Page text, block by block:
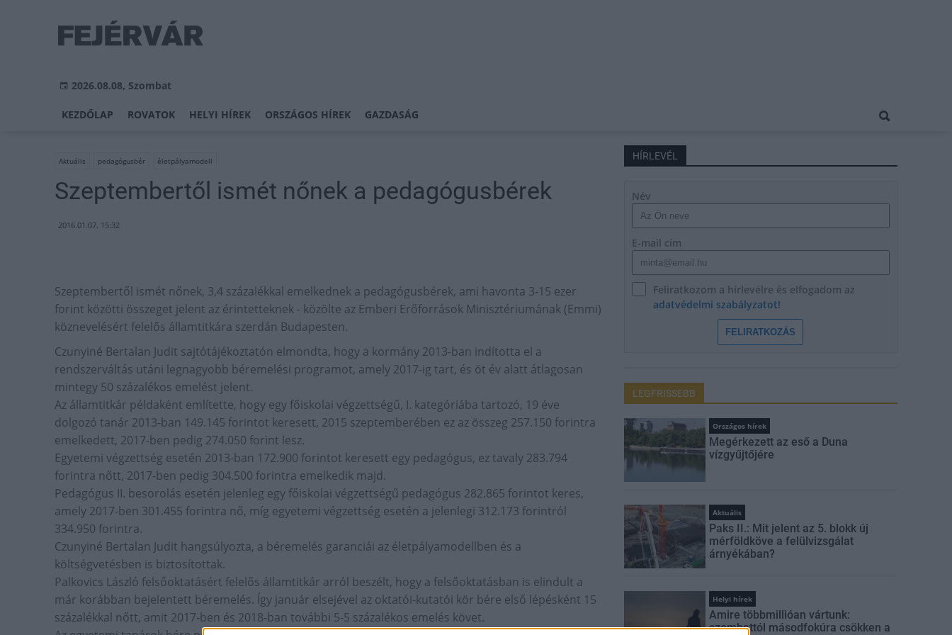
2026.08.08, Szombat
KEZDŐLAP ROVATOK HELYI HÍREK ORSZÁGOS HÍREK GAZDASÁG
Aktuális pedagógusbér életpályamodell
Szeptembertől ismét nőnek a pedagógusbérek
2016.01.07. 15:32
Szeptembertől ismét nőnek, 3,4 százalékkal emelkednek a pedagógusbérek, ami havonta 3-15 ezer
forint közötti összeget jelent az érintetteknek - közölte az Emberi Erőforrások Minisztériumának (Emmi)
köznevelésért felelős államtitkára szerdán Budapesten.
Czunyiné Bertalan Judit sajtótájékoztatón elmondta, hogy a kormány 2013-ban indította el a
rendszerváltás utáni legnagyobb béremelési programot, amely 2017-ig tart, és öt év alatt átlagosan
mintegy 50 százalékos emelést jelent.
Az államtitkár példaként említette, hogy egy főiskolai végzettségű, I. kategóriába tartozó, 19 éve
dolgozó tanár 2013-ban 149.145 forintot keresett, 2015 szeptemberében ez az összeg 257.150 forintra
emelkedett, 2017-ben pedig 274.050 forint lesz.
Egyetemi végzettség esetén 2013-ban 172.900 forintot keresett egy pedagógus, ez tavaly 283.794
forintra nőtt, 2017-ben pedig 304.500 forintra emelkedik majd.
Pedagógus II. besorolás esetén jelenleg egy főiskolai végzettségű pedagógus 282.865 forintot keres,
amely 2017-ben 301.455 forintra nő, míg egyetemi végzettség esetén a jelenlegi 312.173 forintról
334.950 forintra.
Czunyiné Bertalan Judit hangsúlyozta, a béremelés garanciái az életpályamodellben és a
költségvetésben is biztosítottak.
Palkovics László felsőoktatásért felelős államtitkár arról beszélt, hogy a felsőoktatásban is elindult a
már korábban bejelentett béremelés. Így január elsejével az oktatói-kutatói kör bére első lépésként 15
százalékkal nőtt, amit 2017-ben és 2018-ban további 5-5 százalékos emelés követ.
HÍRLEVÉL
Név
E-mail cím
Feliratkozom a hírlevélre és elfogadom az
adatvédelmi szabályzatot!
FELIRATKOZÁS
LEGFRISSEBB
Országos hírek
Megérkezett az eső a Duna
vízgyűjtőjére
Aktuális
Paks II.: Mit jelent az 5. blokk új
mérföldköve a felülvizsgálat
árnyékában?
Helyi hírek
Amire többmillióan vártunk:
szombattól másodfokúra csökken a